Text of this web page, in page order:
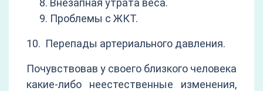
Внезапная утрата веса.
Проблемы с ЖКТ.
10. Перепады артериального давления.
Почувствовав у своего близкого человека
какие-либо неестественные изменения,